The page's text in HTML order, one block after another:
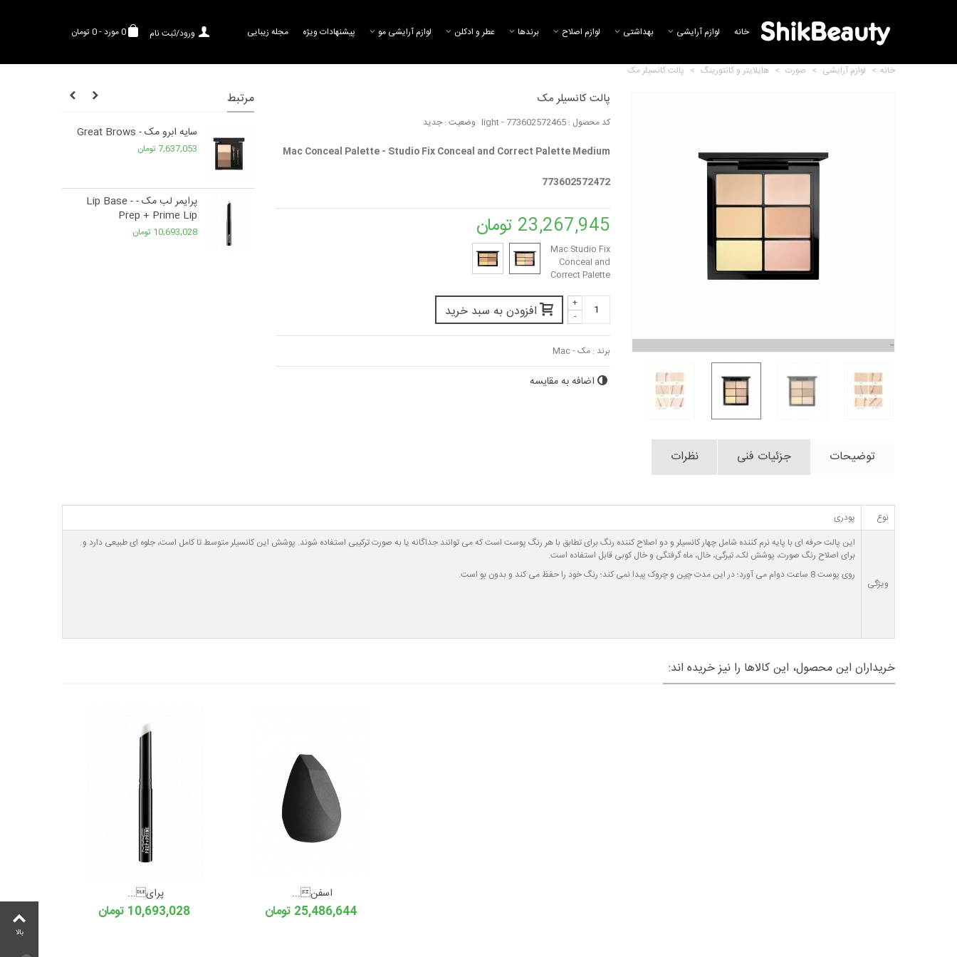
0مورد-0 تومان ورود/ثبت نام خانه لوازم آرایشی بهداشتی لوازم اصلاح برند‌ها عطر و ادکلن لوازم آرایشی مو پیشنهادات ویژه مجله زیبایی
خانه > لوازم آرایشی > صورت > هایلایتر و کانتورینگ > پالت کانسیلر مک
پالت کانسیلر مک
کد محصول : 773602572465 - light وضعیت : جدید
Mac Conceal Palette - Studio Fix Conceal and Correct Palette Medium
773602572472
23,267,945 تومان
Mac Studio Fix
Conceal and
Correct Palette
-
+ افزودن به سبد خرید
برند : مک - Mac
اضافه به مقایسه
مرتبط
سایه ابرو مک - Great Brows
7,637,053 تومان
پرایمر لب مک - Lip Base -
Prep + Prime Lip
10,693,028 تومان
10,568,574 تومان
پالت سایه 12 رنگ مک -
Eyeshadow Palette - Art...
Eyeshadow Palette - Eye...
6,044,218 تومان
18,280,077 تومان
فرمژه مک MAC Full Lash
12,361,834 تومان
توضیحات جزئیات فنی نظرات
نوع پودری
ویژگی
این پالت حرفه ای با پایه نرم کننده شامل چهار کانسیلر و دو اصلاح کننده رنگ برای تطابق با هر رنگ پوست است که می توانند جداگانه یا به صورت ترکیبی استفاده شوند. پوشش این کانسیلر متوسط تا کامل است، جلوه ای طبیعی دارد و
برای اصلاح رنگ صورت، پوشش لک، تیرگی، خال، ماه گرفتگی و خال کوبی قابل استفاده است.
روی پوست 8 ساعت دوام می آورد؛ در این مدت چین و چروک پیدا نمی کند؛ رنگ خود را حفظ می کند و بدون بو است.
خریداران این محصول، این کالاها را نیز خریده اند:
پرای...
10,693,028 تومان
اسفن...
25,486,644 تومان
بالا